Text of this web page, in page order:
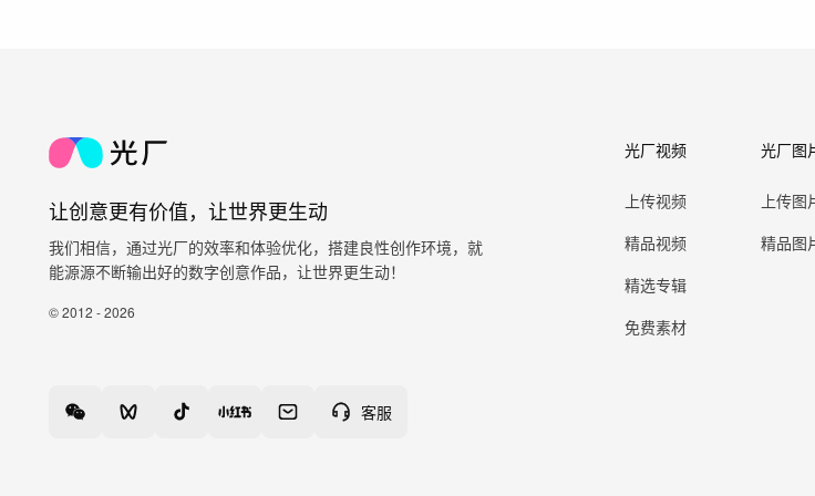
让创意更有价值，让世界更生动
我们相信，通过光厂的效率和体验优化，搭建良性创作环境，就
能源源不断输出好的数字创意作品，让世界更生动！
© 2012 - 2026
客服
光厂视频
上传视频
精品视频
精选专辑
免费素材
光厂图
上传图
精品图